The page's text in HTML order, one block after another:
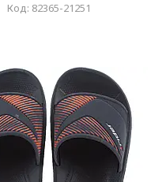
82365-21251